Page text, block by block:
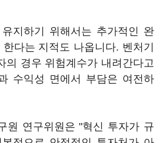
지하기 위해서는 추가적인 완
다는 지적도 나옵니다. 벤처기
의 경우 위험계수가 내려간다고
수익성 면에서 부담은 여전하
원 연구위원은 "혁신 투자가 규